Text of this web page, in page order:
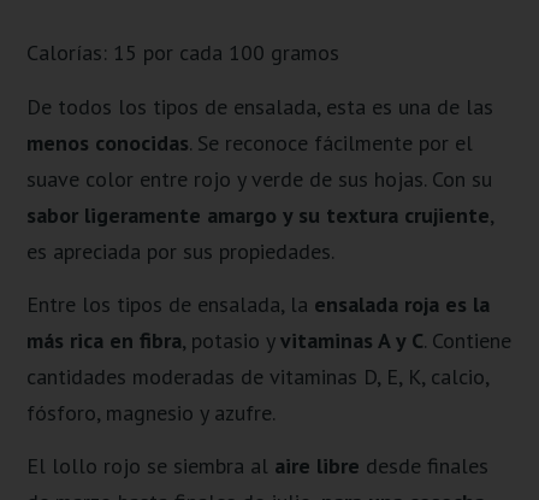
Calorías: 15 por cada 100 gramos
De todos los tipos de ensalada, esta es una de las
menos conocidas. Se reconoce fácilmente por el
suave color entre rojo y verde de sus hojas. Con su
sabor ligeramente amargo y su textura crujiente,
es apreciada por sus propiedades.
Entre los tipos de ensalada, la ensalada roja es la
más rica en fibra, potasio yvitaminas A y C. Contiene
cantidades moderadas de vitaminas D, E, K, calcio,
fósforo, magnesio y azufre.
El lollo rojo se siembra al aire libre desde finales